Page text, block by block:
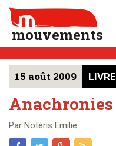
mouvements
DOSSIERS
ARTICLES
QUI SOMMES NOUS ?
15 août 2009 LIVRE
Anachronies
Par Notéris Emilie